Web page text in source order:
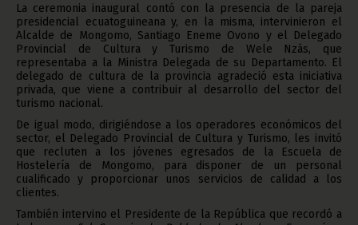
La ceremonia inaugural contó con la presencia de la pareja
presidencial ecuatoguineana y, en la misma, intervinieron el
Alcalde de Mongomo, Santiago Eneme Ovono y el Delegado
Provincial de Cultura y Turismo de Wele Nzás, que
representaba a la Ministra Delegada de su Departamento. El
delegado de cultura de la provincia agradeció esta iniciativa
privada, que viene a contribuir al desarrollo del sector del
turismo nacional.
De igual modo, dirigiéndose a los operadores económicos del
sector, el Delegado Provincial de Cultura y Turismo, les invitó
que recluten a los jóvenes egresados de la Escuela de
Hostelería de Mongomo, para disponer de un personal
cualificado y proporcionar unos servicios de calidad a los
clientes.
También intervino el Presidente de la República que recordó a